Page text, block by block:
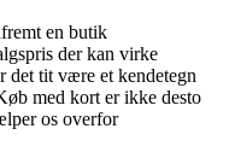
en butik
der kan virke
det tit være et kendetegn
med kort er ikke desto
os overfor